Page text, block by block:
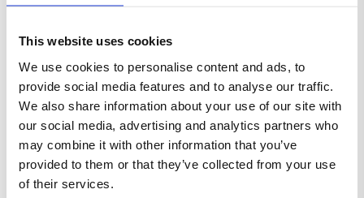
This website uses cookies
We use cookies to personalise content and ads, to
provide social media features and to analyse our traffic.
We also share information about your use of our site with
our social media, advertising and analytics partners who
may combine it with other information that you’ve
provided to them or that they’ve collected from your use
of their services.
TYGGEGUMMI
VIVIL
Lovvej,
4700 Næstved